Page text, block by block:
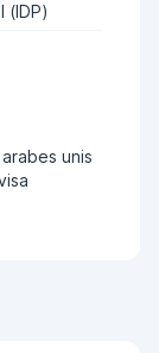
(IDP)
unis